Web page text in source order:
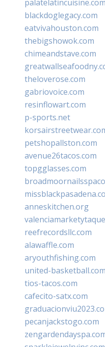
palatelatincuisine.com
blackdoglegacy.com
eatvivahouston.com
thebigshowok.com
chimeandstave.com
theloverose.com
gabriovoice.com
resinflowart.com
p-sports.net
petshopallston.com
avenue26tacos.com
topgglasses.com
anneskitchen.org
reefrecordsllc.com
alawaffle.com
aryouthfishing.com
united-basketball.com
tios-tacos.com
cafecito-satx.com
pecanjackstogo.com